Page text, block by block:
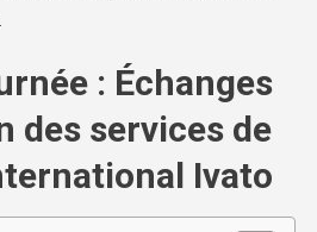
: Échanges
des services de
Ivato